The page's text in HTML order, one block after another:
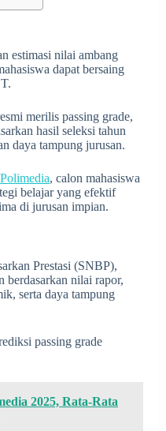
estimasi nilai ambang
dapat bersaing
merilis passing grade,
hasil seleksi tahun
daya tampung jurusan.
Polimedia, calon mahasiswa
belajar yang efektif
di jurusan impian.
Prestasi (SNBP),
berdasarkan nilai rapor,
serta daya tampung
passing grade
2025, Rata-Rata